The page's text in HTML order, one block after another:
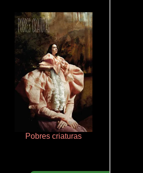
Pobres criaturas